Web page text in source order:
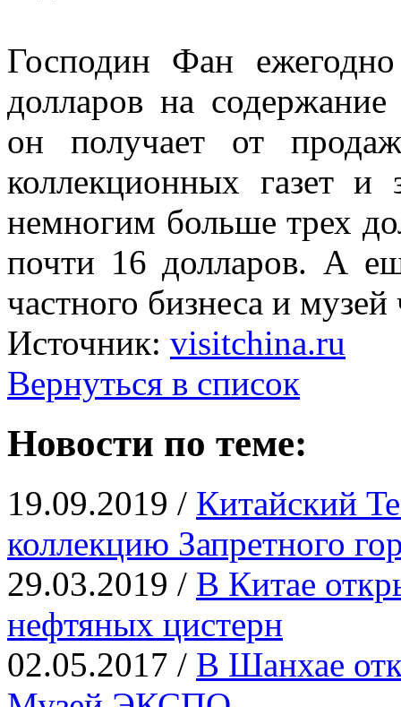
Господин Фан
долларов на
он получает от
коллекционных газет и
немногим больше трех
почти 16 долларов. А
частного бизнеса и
Источник: visitchina.ru
Вернуться в список
Новости по теме:
19.09.2019 / Китайский
коллекцию Запретного
29.03.2019 / В Китае
нефтяных цистерн
02.05.2017 / В Шанхае